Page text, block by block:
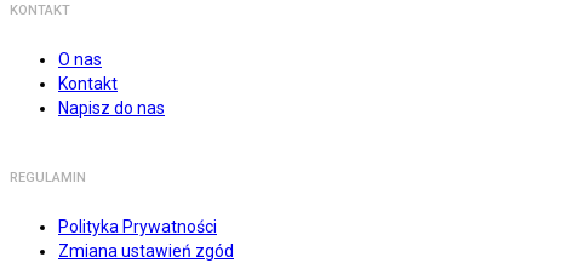
KONTAKT
O nas
Kontakt
Napisz do nas
REGULAMIN
Polityka Prywatności
Zmiana ustawień zgód